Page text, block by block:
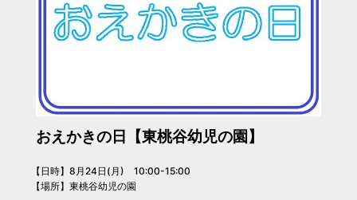
おえかきの日【東桃谷幼児の園】
【日時】8月24日(月) 10:00-15:00
【場所】東桃谷幼児の園